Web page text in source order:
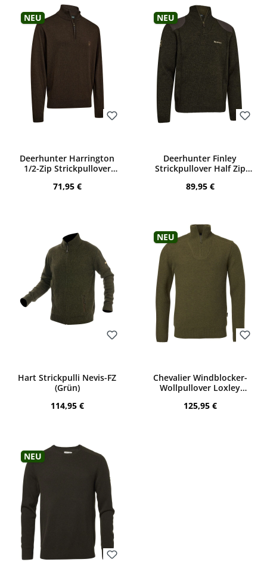
Neu
Deerhunter Harrington
1/2-Zip Strickpullover
Regulärer Preis:
71,95 €
Neu
Deerhunter Finley
Strickpullover Half Zip
Regulärer Preis:
89,95 €
Hart Strickpulli Nevis-FZ
(Grün)
Regulärer Preis:
114,95 €
Neu
Chevalier Windblocker-
Wollpullover Loxley
Regulärer Preis:
125,95 €
Neu